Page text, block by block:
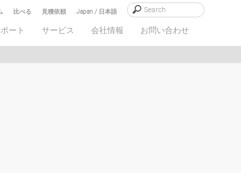
Japan / 日本語
見積依頼
比べる
ート サービス 会社情報 お問い合わせ